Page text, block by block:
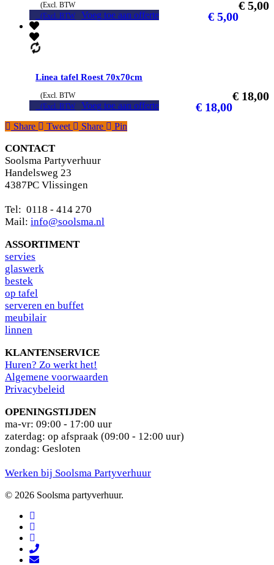
€ 5,00
(Excl. BTW
€ 5,00
(Excl. BTW Voeg toe aan offerte
Linea tafel Roest 70x70cm
€ 18,00
(Excl. BTW
€ 18,00
(Excl. BTW
Voeg toe aan offerte
Share
Tweet Share Pin
CONTACT
Soolsma Partyverhuur
Handelsweg 23
4387PC Vlissingen
Tel: 0118 - 414 270
Mail: info@soolsma.nl
ASSORTIMENT
servies
glaswerk
bestek
op tafel
serveren en buffet
meubilair
linnen
KLANTENSERVICE
Huren? Zo werkt het!
Algemene voorwaarden
Privacybeleid
OPENINGSTIJDEN
ma-vr: 09:00 - 17:00 uur
zaterdag: op afspraak (09:00 - 12:00 uur)
zondag: Gesloten
Werken bij Soolsma Partyverhuur
© 2026 Soolsma partyverhuur.
facebook
pinterest
instagram
phone
email